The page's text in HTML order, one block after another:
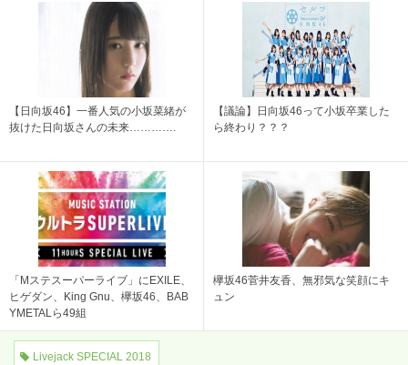
【日向坂46】一番人気の小坂菜緒が
抜けた日向坂さんの未来………….
【議論】日向坂46って小坂卒業した
ら終わり？？？
「Mステスーパーライブ」にEXILE、
ヒゲダン、King Gnu、欅坂46、BAB
YMETALら49組
欅坂46菅井友香、無邪気な笑顔にキ
ュン
Livejack SPECIAL 2018